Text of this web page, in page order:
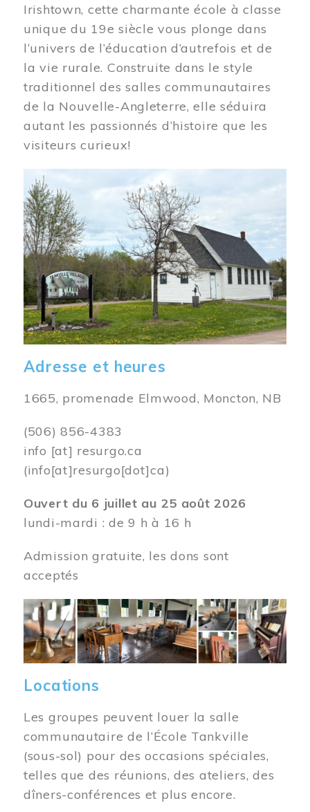
Irishtown, cette charmante école à classe
unique du 19e siècle vous plonge dans
l’univers de l’éducation d’autrefois et de
la vie rurale. Construite dans le style
traditionnel des salles communautaires
de la Nouvelle-Angleterre, elle séduira
autant les passionnés d’histoire que les
visiteurs curieux!
Image
Adresse et heures
1665, promenade Elmwood, Moncton, NB
(506) 856-4383
info [at] resurgo.ca
(info[at]resurgo[dot]ca)
Ouvert du 6 juillet au 25 août 2026
lundi-mardi : de 9 h à 16 h
Admission gratuite, les dons sont
acceptés
Image
Locations
Les groupes peuvent louer la salle
communautaire de l’École Tankville
(sous-sol) pour des occasions spéciales,
telles que des réunions, des ateliers, des
dîners-conférences et plus encore.